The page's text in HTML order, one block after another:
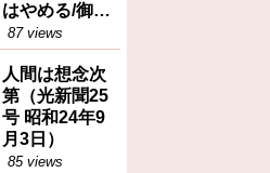
はやめる/御任
せ（御垂示録
16号昭和27年
12月1日①）
87 views
人間は想念次
第（光新聞25
号 昭和24年9
月3日）
85 views